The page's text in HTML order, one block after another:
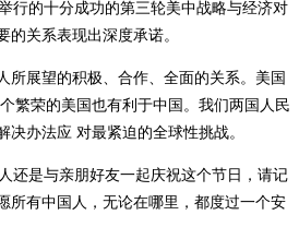
行的十分成功的第三轮美中战略与经济对
关系表现出深度承诺。
展望的积极、合作、全面的关系。美国
繁荣的美国也有利于中国。我们两国人民
办法应 对最紧迫的全球性挑战。
是与亲朋好友一起庆祝这个节日，请记
所有中国人，无论在哪里，都度过一个安